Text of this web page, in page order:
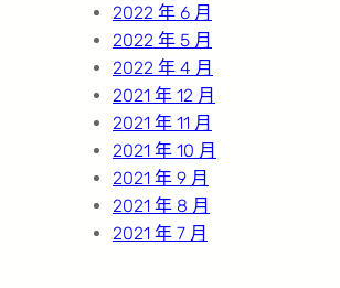
2022 年 6 月
2022 年 5 月
2022 年 4 月
2021 年 12 月
2021 年 11 月
2021 年 10 月
2021 年 9 月
2021 年 8 月
2021 年 7 月